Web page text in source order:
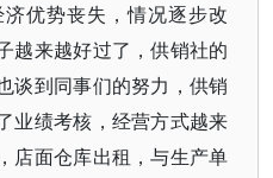
优势丧失，情况逐步改
越来越好过了，供销社的
谈到同事们的努力，供销
业绩考核，经营方式越来
店面仓库出租，与生产单